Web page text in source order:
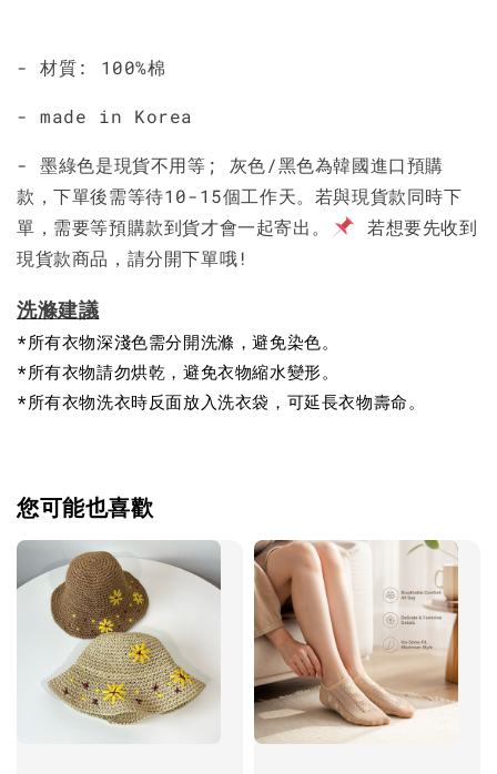
- 材質: 100%棉
- made in Korea
- 墨綠色是現貨不用等; 灰色/黑色為韓國進口預購
款，下單後需等待10-15個工作天。若與現貨款同時下
單，需要等預購款到貨才會一起寄出。
若想要先收到
現貨款商品，請分開下單哦!
洗滌建議
*所有衣物深淺色需分開洗滌，避免染色。
*所有衣物請勿烘乾，避免衣物縮水變形。
*所有衣物洗衣時反面放入洗衣袋，可延長衣物壽命。
您可能也喜歡